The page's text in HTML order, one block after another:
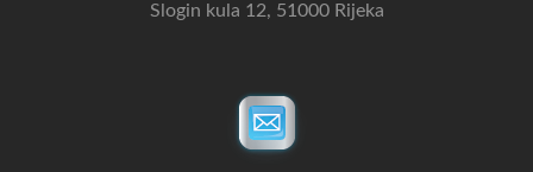
Slogin kula 12, 51000 Rijeka